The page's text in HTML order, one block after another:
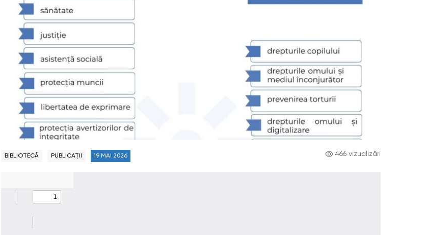
BIBLIOTECĂ PUBLICAȚII 19 MAI 2026 466 vizualizări